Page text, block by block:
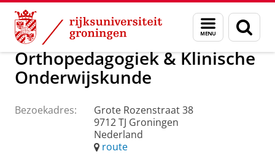
Skip
Content
Skip
Navigation
Menu
en
zoeken
Over ons Praktische zaken Waar vindt u ons
Orthopedagogiek & Klinische
Onderwijskunde
Bezoekadres:
Grote Rozenstraat 38
9712 TJ Groningen
Nederland
route